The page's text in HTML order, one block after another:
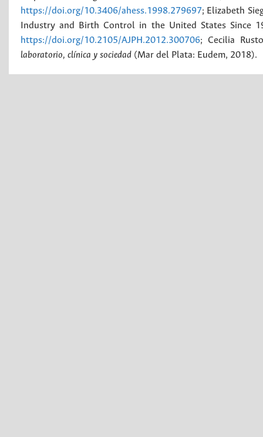
https://doi.org/10.3406/ahess.1998.279697; Elizabeth
Industry and Birth Control in the United States Since
https://doi.org/10.2105/AJPH.2012.300706; Cecilia
laboratorio, clínica y sociedad (Mar del Plata: Eudem, 2018).